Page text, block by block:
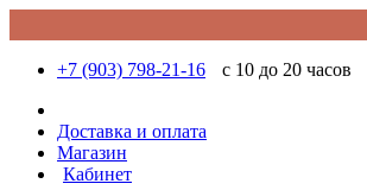
+7 (903) 798-21-16 с 10 до 20 часов
Доставка и оплата
Магазин
Кабинет